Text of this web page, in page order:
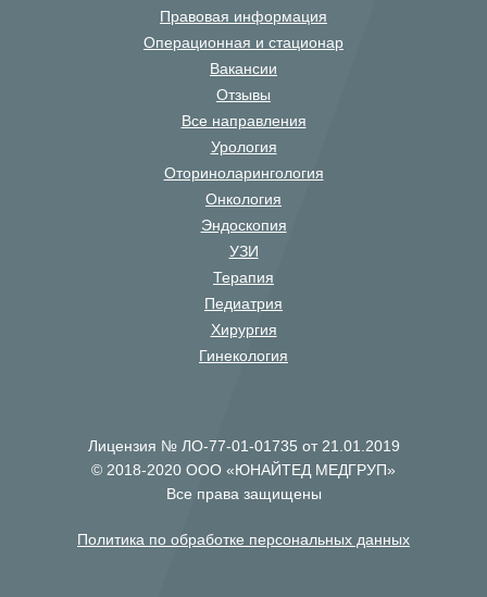
Правовая информация
Операционная и стационар
Вакансии
Отзывы
Все направления
Урология
Оториноларингология
Онкология
Эндоскопия
УЗИ
Терапия
Педиатрия
Хирургия
Гинекология
Лицензия № ЛО-77-01-01735 от 21.01.2019
© 2018-2020 ООО «ЮНАЙТЕД МЕДГРУП»
Все права защищены
Политика по обработке персональных данных